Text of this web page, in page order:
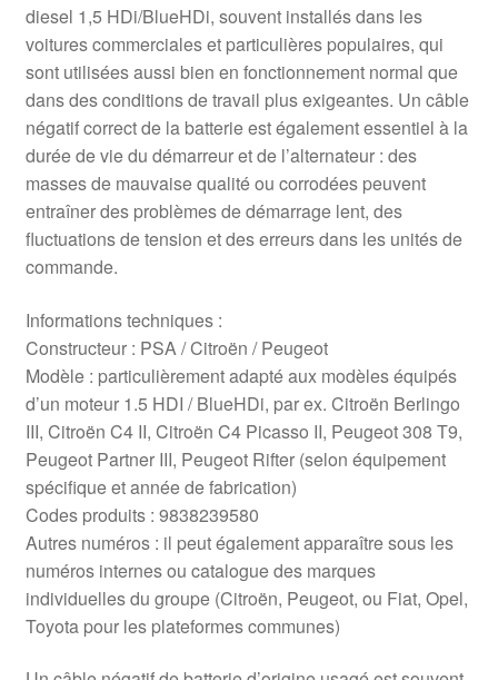
diesel 1,5 HDi/BlueHDi, souvent installés dans les
voitures commerciales et particulières populaires, qui
sont utilisées aussi bien en fonctionnement normal que
dans des conditions de travail plus exigeantes. Un câble
négatif correct de la batterie est également essentiel à la
durée de vie du démarreur et de l’alternateur : des
masses de mauvaise qualité ou corrodées peuvent
entraîner des problèmes de démarrage lent, des
fluctuations de tension et des erreurs dans les unités de
commande.
Informations techniques :
Constructeur : PSA / Citroën / Peugeot
Modèle : particulièrement adapté aux modèles équipés
d’un moteur 1.5 HDI / BlueHDi, par ex. Citroën Berlingo
III, Citroën C4 II, Citroën C4 Picasso II, Peugeot 308 T9,
Peugeot Partner III, Peugeot Rifter (selon équipement
spécifique et année de fabrication)
Codes produits : 9838239580
Autres numéros : il peut également apparaître sous les
numéros internes ou catalogue des marques
individuelles du groupe (Citroën, Peugeot, ou Fiat, Opel,
Toyota pour les plateformes communes)